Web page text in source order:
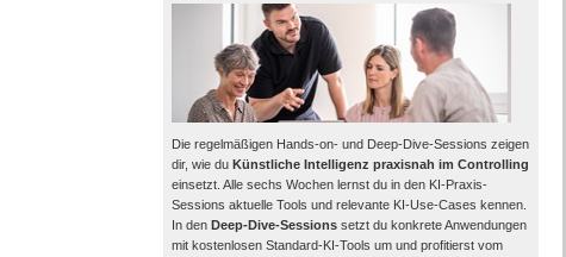
Die regelmäßigen Hands-on- und Deep-Dive-Sessions zeigen
dir, wie du Künstliche Intelligenz praxisnah im Controlling
einsetzt. Alle sechs Wochen lernst du in den KI-Praxis-
Sessions aktuelle Tools und relevante KI-Use-Cases kennen.
In den Deep-Dive-Sessionssetzt du konkrete Anwendungen
mit kostenlosen Standard-KI-Tools um und profitierst vom